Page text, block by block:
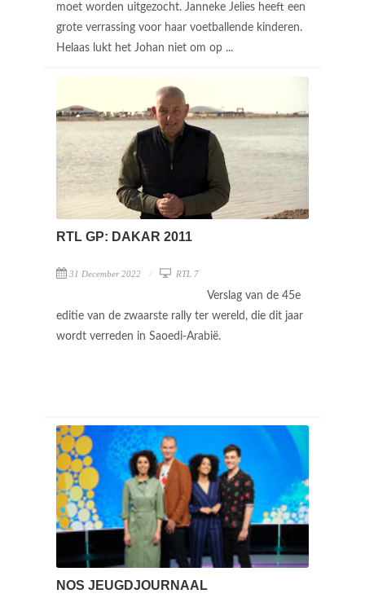
moet worden uitgezocht. Janneke Jelies heeft een
grote verrassing voor haar voetballende kinderen.
Helaas lukt het Johan niet om op ...
RTL GP: DAKAR 2011
31 December 2022 RTL 7
Verslag van de 45e
editie van de zwaarste rally ter wereld, die dit jaar
wordt verreden in Saoedi-Arabië.
NOS JEUGDJOURNAAL